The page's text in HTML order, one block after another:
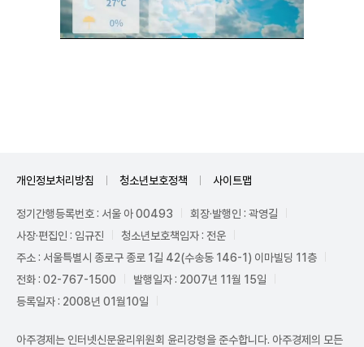
개인정보처리방침 청소년보호정책 사이트맵
정기간행등록번호 : 서울 아 00493
회장·발행인 : 곽영길
사장·편집인 : 임규진
청소년보호책임자 : 전운
주소 : 서울특별시 종로구 종로 1길 42(수송동 146-1) 이마빌딩 11층
전화 : 02-767-1500
발행일자 : 2007년 11월 15일
등록일자 : 2008년 01월10일
아주경제는 인터넷신문윤리위원회 윤리강령을 준수합니다. 아주경제의 모든